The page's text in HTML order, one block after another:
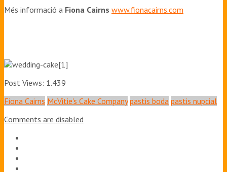
Més informació a Fiona Cairns www.fionacairns.com
Post Views: 1.439
Fiona Cairns McVitie's Cake Company pastis boda pastis nupcial
Comments are disabled